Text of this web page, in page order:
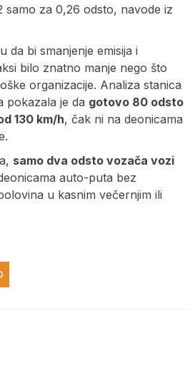
samo za 0,26 odsto, navode iz
da bi smanjenje emisija i
bilo znatno manje nego što
organizacije. Analiza stanica
pokazala je da gotovo 80 odsto
130 km/h, čak ni na deonicama
samo dva odsto vozača vozi
auto-puta bez
u kasnim večernjim ili